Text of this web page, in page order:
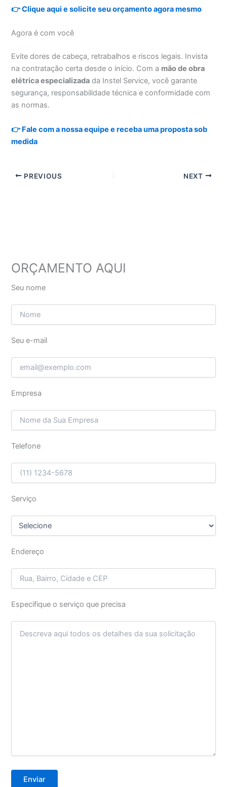
👉 Clique aqui e solicite seu orçamento agora mesmo
Agora é com você
Evite dores de cabeça, retrabalhos e riscos legais. Invista
na contratação certa desde o início. Com a mão de obra
elétrica especializada da Instel Service, você garante
segurança, responsabilidade técnica e conformidade com
as normas.
👉 Fale com a nossa equipe e receba uma proposta sob
medida
PREVIOUS NEXT
ORÇAMENTO AQUI
Seu nome
Seu e-mail
Empresa
Telefone
Serviço
Endereço
Especifique o serviço que precisa